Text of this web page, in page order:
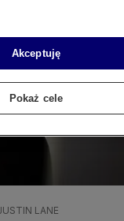
LANE
Akceptuję
Pokaż cele